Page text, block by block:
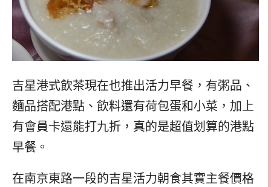
吉星港式飲茶現在也推出活力早餐，有粥品、
麵品搭配港點、飲料還有荷包蛋和小菜，加上
有會員卡還能打九折，真的是超值划算的港點
早餐。
在南京東路一段的吉星活力朝食其實主餐價格